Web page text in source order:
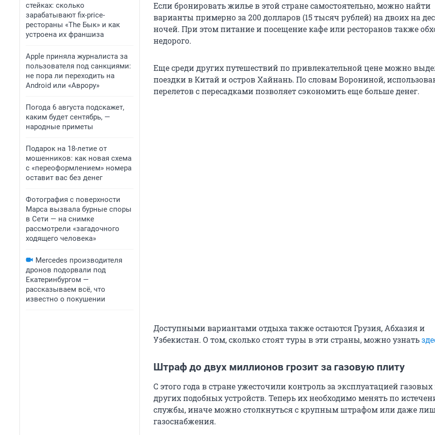
стейках: сколько
зарабатывают fix-price-
рестораны «The Бык» и как
устроена их франшиза
Apple приняла журналиста за
пользователя под санкциями:
не пора ли переходить на
Android или «Аврору»
Погода 6 августа подскажет,
каким будет сентябрь, —
народные приметы
Подарок на 18-летие от
мошенников: как новая схема
с «переоформлением» номера
оставит вас без денег
Фотография с поверхности
Марса вызвала бурные споры
в Сети — на снимке
рассмотрели «загадочного
ходящего человека»
Mercedes производителя
дронов подорвали под
Екатеринбургом —
рассказываем всё, что
известно о покушении
Если бронировать жилье в этой стране самостоятельно, можно найти
варианты примерно за 200 долларов (15 тысяч рублей) на двоих на
ночей. При этом питание и посещение кафе или ресторанов также
недорого.
Еще среди других путешествий по привлекательной цене можно
поездки в Китай и остров Хайнань. По словам Ворониной,
перелетов с пересадками позволяет сэкономить еще больше денег.
Доступными вариантами отдыха также остаются Грузия, Абхазия и
Узбекистан. О том, сколько стоят туры в эти страны, можно узнать
Штраф до двух миллионов грозит за газовую плиту
С этого года в стране ужесточили контроль за эксплуатацией
других подобных устройств. Теперь их необходимо менять по
службы, иначе можно столкнуться с крупным штрафом или даже
газоснабжения.